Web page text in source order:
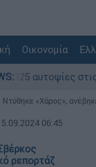
Οικονομία
στις
Ντύθηκε «Χάρος»,
06:45
ρεπορτάζ